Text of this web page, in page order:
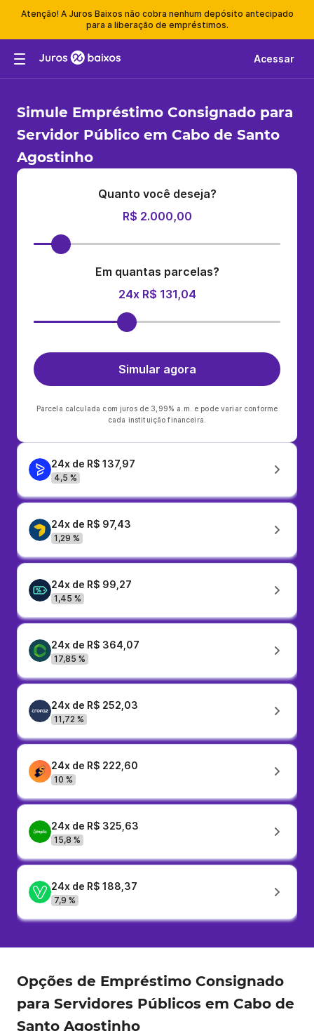
Atenção! A Juros Baixos não cobra nenhum depósito antecipado
para a liberação de empréstimos.
Acessar
Simule Empréstimo Consignado para
Servidor Público em Cabo de Santo
Agostinho
Quanto você deseja?
R$ 2.000,00
Em quantas parcelas?
24x R$ 131,04
Simular agora
Parcela calculada com juros de 3,99% a.m. e pode variar conforme
cada instituição financeira.
24x de R$ 137,97
4,5 %
24x de R$ 97,43
1,29 %
24x de R$ 99,27
1,45 %
24x de R$ 364,07
17,85 %
24x de R$ 252,03
11,72 %
24x de R$ 222,60
10 %
24x de R$ 325,63
15,8 %
24x de R$ 188,37
7,9 %
Opções de Empréstimo Consignado
para Servidores Públicos em Cabo de
Santo Agostinho